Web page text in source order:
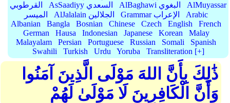
القرطوبي
AsSaadiyy السعدي AlBaghawi البغوي
AlMuyassar
الميسر
AlJalalain الجلالين Grammar الإعراب
Arabic
Albanian
Bangla Bosnian Chinese Czech English
French
German
Hausa Indonesian Japanese Korean
Malay
Malayalam
Persian Portuguese Russian Somali
Spanish
Swahili
Turkish Urdu Yoruba Transliteration [+]
ذَٰلِكَ بِأَنَّ اللهَ مَوْلَى الَّذِينَ آمَنُوا
وَأَنَّ الْكَافِرِينَ لَا مَوْلَىٰ لَهُمْ